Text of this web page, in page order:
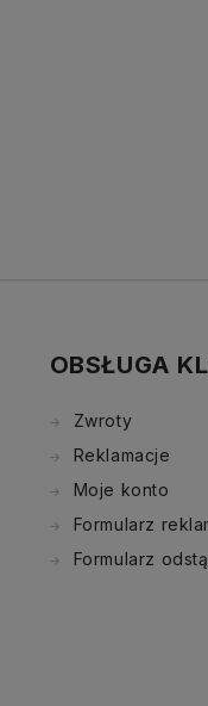
OBSŁUGA
Zwroty
Reklamacje
Moje konto
Formularz
Formularz